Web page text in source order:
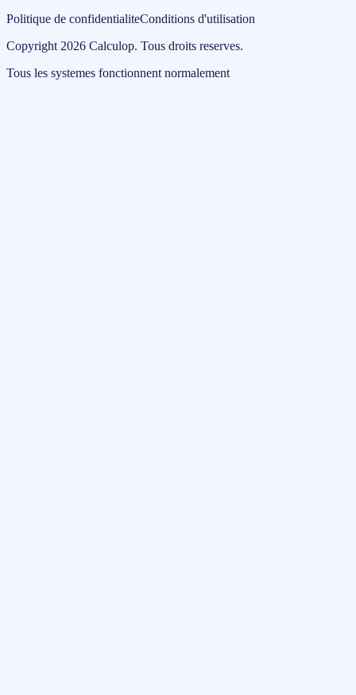
Politique de confidentialiteConditions d'utilisation
Copyright 2026 Calculop. Tous droits reserves.
Tous les systemes fonctionnent normalement